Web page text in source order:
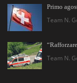
Primo
Team N.
Team N.